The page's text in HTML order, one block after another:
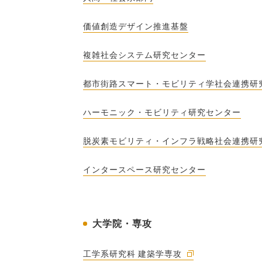
価値創造デザイン推進基盤
複雑社会システム研究センター
都市街路スマート・モビリティ学社会連携研
ハーモニック・モビリティ研究センター
脱炭素モビリティ・インフラ戦略社会連携研
インタースペース研究センター
大学院・専攻
工学系研究科 建築学専攻